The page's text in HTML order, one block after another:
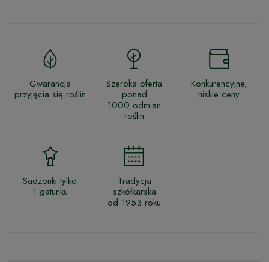
Gwarancja
przyjęcia się roślin
Szeroka oferta
ponad
1000 odmian
roślin
Konkurencyjne,
niskie ceny
Sadzonki tylko
1 gatunku
Tradycja
szkółkarska
od 1953 roku